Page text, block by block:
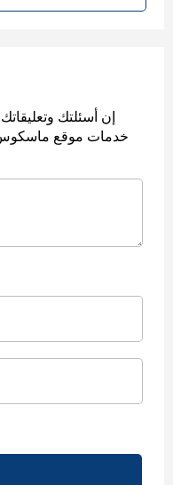
إن أسئلتك
خدمات موقع ماسكوس.